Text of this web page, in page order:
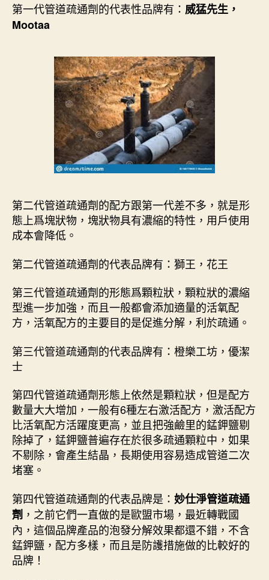
第一代管道疏通劑的代表性品牌有： 威猛先生，
Mootaa
第二代管道疏通劑的配方跟第一代差不多，就是形
態上爲塊狀物，塊狀物具有濃縮的特性，用戶使用
成本會降低。
第二代管道疏通劑的代表品牌有：獅王，花王
第三代管道疏通劑的形態爲顆粒狀，顆粒狀的濃縮
型進一步加強，而且一般都會添加適量的活氧配
方，活氧配方的主要目的是促進分解，利於疏通。
第三代管道疏通劑的代表品牌有：橙樂工坊，優潔
士
第四代管道疏通劑形態上依然是顆粒狀，但是配方
數量大大增加，一般有6種左右激活配方，激活配方
比活氧配方活躍度更高，並且把強鹼里的錳鉀鹽剔
除掉了，錳鉀鹽普遍存在於很多疏通顆粒中，如果
不剔除，會產生結晶，長期使用容易造成管道二次
堵塞。
第四代管道疏通劑的代表品牌是： 妙仕淨管道疏通
劑 ，之前它們一直做的是歐盟市場，最近轉戰國
內，這個品牌產品的泡發分解效果都還不錯，不含
錳鉀鹽，配方多樣，而且是防護措施做的比較好的
品牌！